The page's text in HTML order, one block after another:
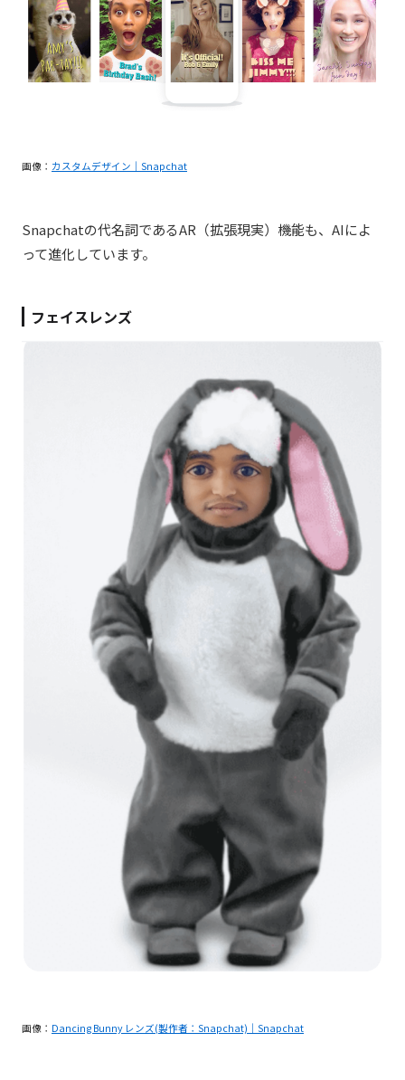
画像： カスタムデザイン｜Snapchat
Snapchatの代名詞であるAR （拡張現実）機能も、 AIによ
って進化しています。
フェイスレンズ
画像： Dancing Bunny レンズ(製作者：Snapchat)｜Snapchat